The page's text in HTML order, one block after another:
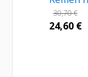
30,70€
24,60 €